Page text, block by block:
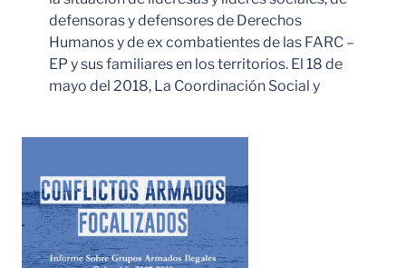
defensoras y defensores de Derechos
Humanos y de ex combatientes de las FARC –
EP y sus familiares en los territorios. El 18 de
mayo del 2018, La Coordinación Social y